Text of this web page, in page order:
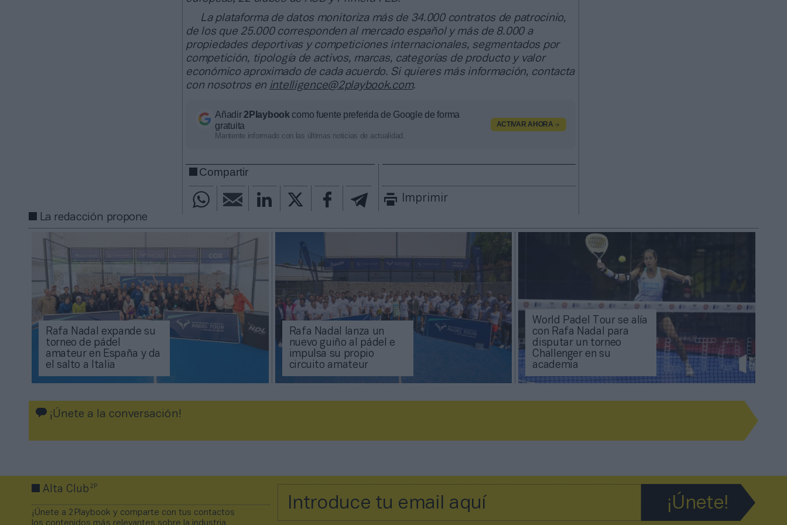
La plataforma de datos monitoriza más de 34.000 contratos de patrocinio,
de los que 25.000 corresponden al mercado español y más de 8.000 a
propiedades deportivas y competiciones internacionales, segmentados por
competición, tipología de activos, marcas, categorías de producto y valor
económico aproximado de cada acuerdo. Si quieres más información, contacta
con nosotros en intelligence@2playbook.com.
Añadir2Playbook como fuente preferida de Google de forma
gratuita
Mantente informado con las últimas noticias de actualidad.
ACTIVAR AHORA
Compartir
Imprimir
La redacción propone
Rafa Nadal expande su
torneo de pádel
amateur en España y da
el salto a Italia
Rafa Nadal lanza un
nuevo guiño al pádel e
impulsa su propio
circuito amateur
World Padel Tour se alía
con Rafa Nadal para
disputar un torneo
Challenger en su
academia
¡Únete a la conversación!
Alta Club2P
¡Únete a 2Playbook y comparte con tus contactos
los contenidos más relevantes sobre la industria